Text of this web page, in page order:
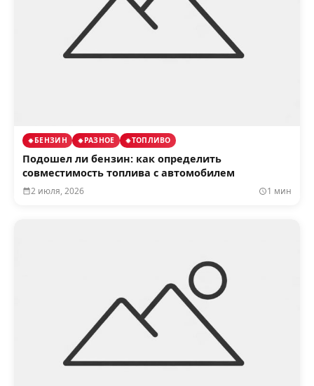
БЕНЗИН РАЗНОЕ ТОПЛИВО
Подошел ли бензин: как определить
совместимость топлива с автомобилем
2 июля, 2026 1 мин